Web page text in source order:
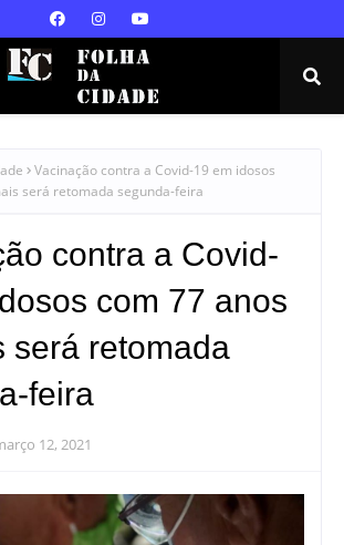
Vacinação contra a Covid-19 em idosos
será retomada segunda-feira
contra a Covid-
com 77 anos
será retomada
feira
12, 2021